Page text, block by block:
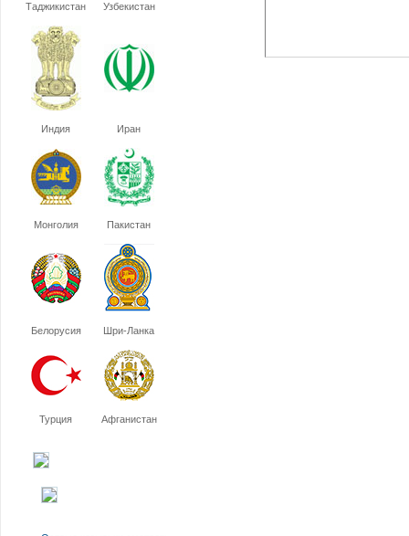
Таджикистан Узбекистан
Индия Иран
Монголия Пакистан
Белорусия Шри-Ланка
Турция Афганистан